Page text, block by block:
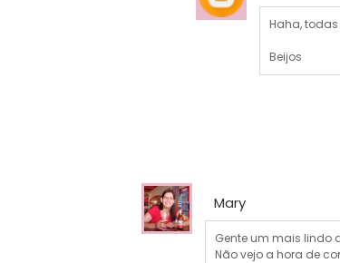
Haha,
Beijos
Mary
Gente um mais lindo
Não vejo a hora de